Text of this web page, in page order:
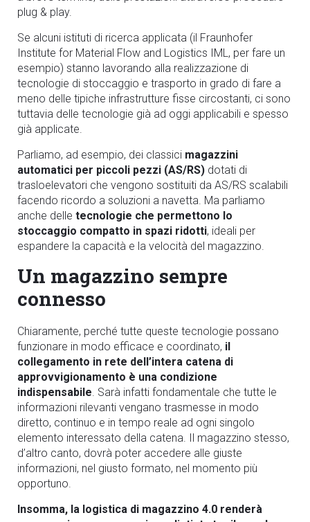
plug & play.
Se alcuni istituti di ricerca applicata (il Fraunhofer
Institute for Material Flow and Logistics IML, per fare un
esempio) stanno lavorando alla realizzazione di
tecnologie di stoccaggio e trasporto in grado di fare a
meno delle tipiche infrastrutture fisse circostanti, ci sono
tuttavia delle tecnologie già ad oggi applicabili e spesso
già applicate.
Parliamo, ad esempio, dei classici magazzini
automatici per piccoli pezzi (AS/RS) dotati di
trasloelevatori che vengono sostituiti da AS/RS scalabili
facendo ricordo a soluzioni a navetta. Ma parliamo
anche delle tecnologie che permettono lo
stoccaggio compatto in spazi ridotti, ideali per
espandere la capacità e la velocità del magazzino.
Un magazzino sempre
connesso
Chiaramente, perché tutte queste tecnologie possano
funzionare in modo efficace e coordinato, il
collegamento in rete dell’intera catena di
approvvigionamento è una condizione
indispensabile. Sarà infatti fondamentale che tutte le
informazioni rilevanti vengano trasmesse in modo
diretto, continuo e in tempo reale ad ogni singolo
elemento interessato della catena. Il magazzino stesso,
d’altro canto, dovrà poter accedere alle giuste
informazioni, nel giusto formato, nel momento più
opportuno.
Insomma, la logistica di magazzino 4.0 renderà